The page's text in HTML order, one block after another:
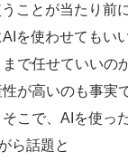
ことが当たり前
AIを使わせても
まで任せていい
が高いのも事実
こで、AIを使っ
ら話題と